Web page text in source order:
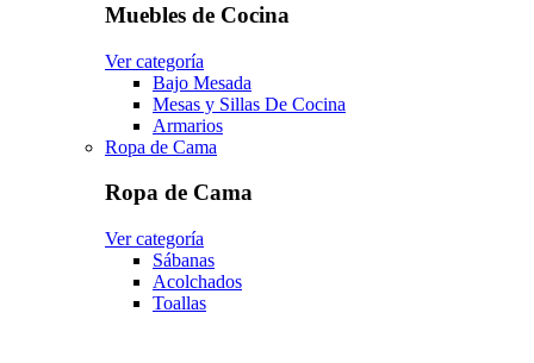
Muebles de Cocina
Ver categoría
Bajo Mesada
Mesas y Sillas De Cocina
Armarios
Ropa de Cama
Ropa de Cama
Ver categoría
Sábanas
Acolchados
Toallas